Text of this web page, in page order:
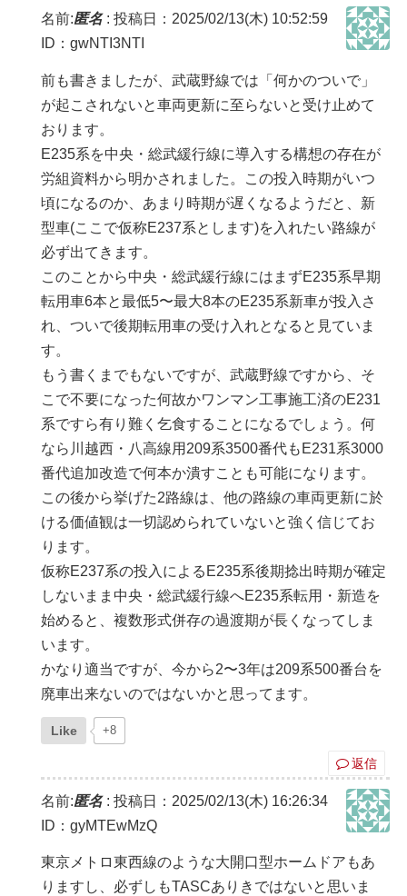
名前:匿名: 投稿日：2025/02/13(木) 10:52:59
ID：gwNTI3NTI
前も書きましたが、武蔵野線では「何かのついで」
が起こされないと車両更新に至らないと受け止めて
おります。
E235系を中央・総武緩行線に導入する構想の存在が
労組資料から明かされました。この投入時期がいつ
頃になるのか、あまり時期が遅くなるようだと、新
型車(ここで仮称E237系とします)を入れたい路線が
必ず出てきます。
このことから中央・総武緩行線にはまずE235系早期
転用車6本と最低5〜最大8本のE235系新車が投入さ
れ、ついで後期転用車の受け入れとなると見ていま
す。
もう書くまでもないですが、武蔵野線ですから、そ
こで不要になった何故かワンマン工事施工済のE231
系ですら有り難く乞食することになるでしょう。何
なら川越西・八高線用209系3500番代もE231系3000
番代追加改造で何本か潰すことも可能になります。
この後から挙げた2路線は、他の路線の車両更新に於
ける価値観は一切認められていないと強く信じてお
ります。
仮称E237系の投入によるE235系後期捻出時期が確定
しないまま中央・総武緩行線へE235系転用・新造を
始めると、複数形式併存の過渡期が長くなってしま
います。
かなり適当ですが、今から2〜3年は209系500番台を
廃車出来ないのではないかと思ってます。
Like +8
返信
名前:匿名: 投稿日：2025/02/13(木) 16:26:34
ID：gyMTEwMzQ
東京メトロ東西線のような大開口型ホームドアもあ
りますし、必ずしもTASCありきではないと思いま